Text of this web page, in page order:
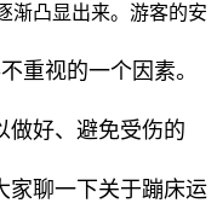
渐凸显出来。游客的安
重视的一个因素。
做好、避免受伤的
家聊一下关于蹦床运